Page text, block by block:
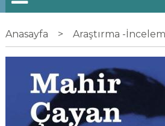
Anasayfa > Araştırma -